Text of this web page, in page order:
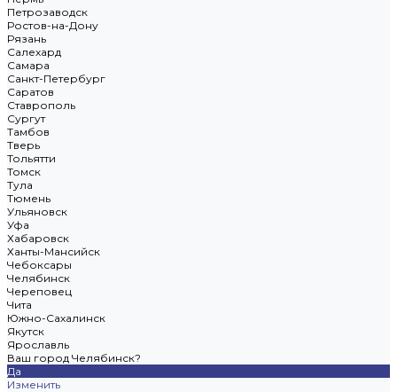
Петрозаводск
Ростов-на-Дону
Рязань
Салехард
Самара
Санкт-Петербург
Саратов
Ставрополь
Сургут
Тамбов
Тверь
Тольятти
Томск
Тула
Тюмень
Ульяновск
Уфа
Хабаровск
Ханты-Мансийск
Чебоксары
Челябинск
Череповец
Чита
Южно-Сахалинск
Якутск
Ярославль
Ваш город Челябинск?
Да
Изменить